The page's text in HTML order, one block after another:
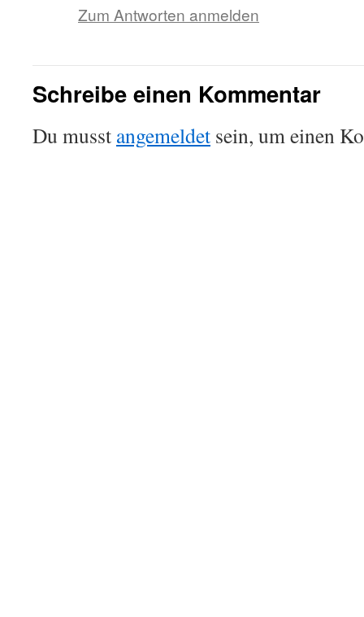
Zum Antworten anmelden
Schreibe einen Kommentar
Du musst angemeldet sein, um einen